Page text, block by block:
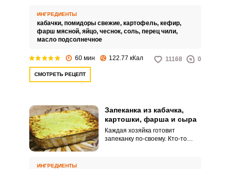
из кабачка, картошки, фарша и
помидоров, в духовке овощи
себе блюдо получается очень
сытным.
ИНГРЕДИЕНТЫ
кабачки, помидоры свежие, картофель, кефир,
фарш мясной, яйцо, чеснок, соль, перец чили,
масло подсолнечное
60 мин 122.77 кКал 11168 0
СМОТРЕТЬ РЕЦЕПТ
Запеканка из кабачка,
картошки, фарша и сыра
Каждая хозяйка готовит
запеканку по-своему. Кто-то
ИНГРЕДИЕНТЫ